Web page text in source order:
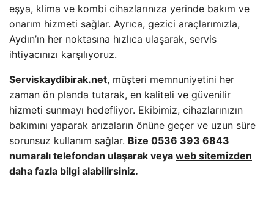
eşya, klima ve kombi cihazlarınıza yerinde bakım ve
onarım hizmeti sağlar. Ayrıca, gezici araçlarımızla,
Aydın’ın her noktasına hızlıca ulaşarak, servis
ihtiyacınızı karşılıyoruz.
Serviskaydibirak.net, müşteri memnuniyetini her
zaman ön planda tutarak, en kaliteli ve güvenilir
hizmeti sunmayı hedefliyor. Ekibimiz, cihazlarınızın
bakımını yaparak arızaların önüne geçer ve uzun süre
sorunsuz kullanım sağlar. Bize 0536 393 6843
numaralı telefondan ulaşarak veya web sitemizden
daha fazla bilgi alabilirsiniz.